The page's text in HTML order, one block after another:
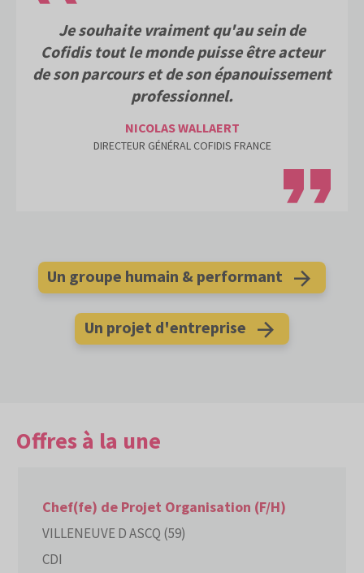
Je souhaite vraiment qu'au sein de
Cofidis tout le monde puisse être acteur
de son parcours et de son épanouissement
professionnel.
NICOLAS WALLAERT
DIRECTEUR GÉNÉRAL COFIDIS FRANCE
Un groupe humain & performant
Un projet d'entreprise
Offres à la une
Chef(fe) de Projet Organisation (F/H)
VILLENEUVE D ASCQ (59)
CDI